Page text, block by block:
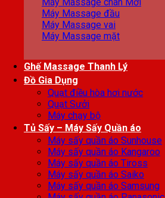
Máy Massage đầu
Máy Massage vai
Máy Massage mặt
Ghế Massage Thanh Lý
Đồ Gia Dụng
Quạt điều hòa hơi nước
Quạt Sưởi
Máy chạy bộ
Tủ Sấy – Máy Sấy Quần áo
Máy sấy quần áo Sunhouse
Máy sấy quần áo Kangaroo
Máy sấy quần áo Tiross
Máy sấy quần áo Saiko
Máy sấy quần áo Samsung